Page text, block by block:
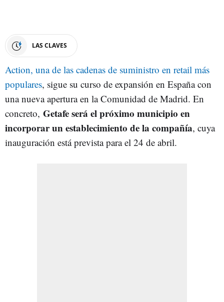
LAS CLAVES
Action, una de las cadenas de suministro en retail más
populares, sigue su curso de expansión en España con
una nueva apertura en la Comunidad de Madrid. En
concreto, Getafe será el próximo municipio en
incorporar un establecimiento de la compañía, cuya
inauguración está prevista para el 24 de abril.